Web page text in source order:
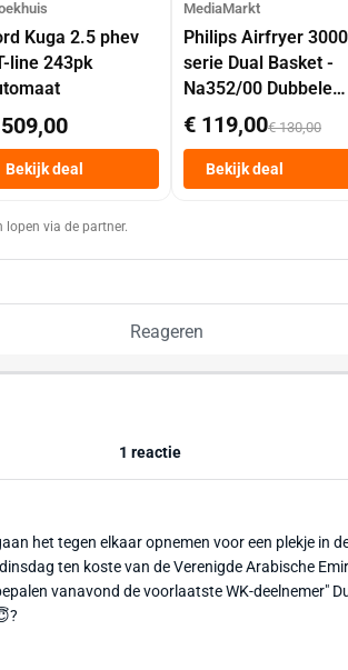
Kuga 2.5 phev
line 243pk
Bekijk deal
MediaMarkt
Philips Airfryer
serie Dual Basket -
Na352/00 Dubbele
Mand 9 L Tot 6
Personen
Heteluchtfriteuse
Zwart
€ 119,00€ 130,00
Bekijk deal
lopen via de partner.
Reageren
1 reactie
het tegen elkaar opnemen voor een plekje in
ten koste van de Verenigde Arabische
vanavond de voorlaatste WK-deelnemer"